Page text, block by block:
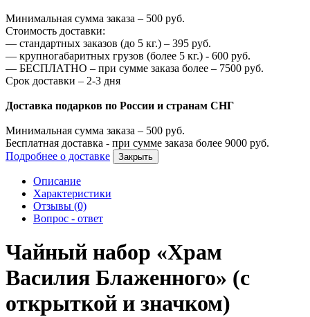
Минимальная сумма заказа – 500 руб.
Стоимость доставки:
— стандартных заказов (до 5 кг.) – 395 руб.
— крупногабаритных грузов (более 5 кг.) - 600 руб.
— БЕСПЛАТНО – при сумме заказа более – 7500 руб.
Срок доставки – 2-3 дня
Доставка подарков по России и странам СНГ
Минимальная сумма заказа – 500 руб.
Бесплатная доставка - при сумме заказа более 9000 руб.
Подробнее о доставке
Закрыть
Описание
Характеристики
Отзывы (0)
Вопрос - ответ
Чайный набор «Храм
Василия Блаженного» (с
открыткой и значком)